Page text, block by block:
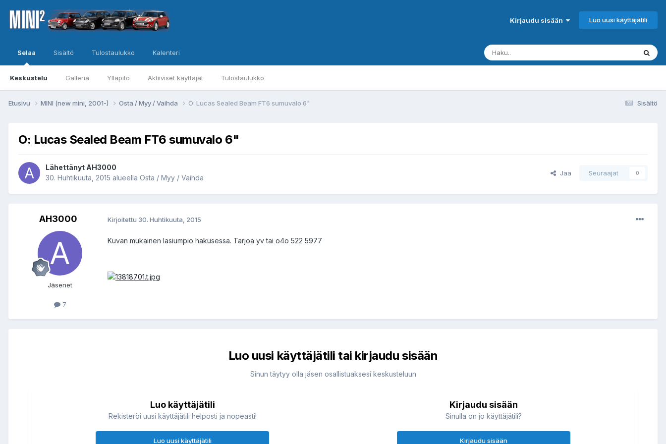
Kirjaudu sisään Luo uusi käyttäjätili
Selaa
Keskustelu Galleria Ylläpito Aktiiviset käyttäjät Tulostaulukko
Sisältö Tulostaulukko Kalenteri
Sisältö
Etusivu MINI (new mini, 2001-) Osta / Myy / Vaihda O: Lucas Sealed Beam FT6 sumuvalo 6"
O: Lucas Sealed Beam FT6 sumuvalo 6"
Lähettänyt AH3000
30. Huhtikuuta, 2015 alueella Osta / Myy / Vaihda
Jaa Seuraajat 0
AH3000
Jäsenet
7
Kirjoitettu 30. Huhtikuuta, 2015
Kuvan mukainen lasiumpio hakusessa. Tarjoa yv tai o4o 522 5977
Luo uusi käyttäjätili tai kirjaudu sisään
Sinun täytyy olla jäsen osallistuaksesi keskusteluun
Luo käyttäjätili
Rekisteröi uusi käyttäjätili helposti ja nopeasti!
Luo uusi käyttäjätili
Kirjaudu sisään
Sinulla on jo käyttäjätili?
Kirjaudu sisään